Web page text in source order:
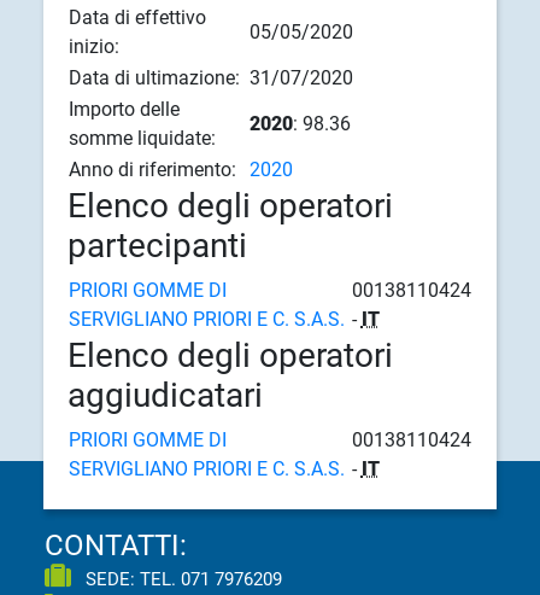
Data di effettivo
inizio:
05/05/2020
Data di ultimazione: 31/07/2020
Importo delle
somme liquidate:
2020: 98.36
Anno di riferimento:
2020
Elenco degli operatori
partecipanti
PRIORI GOMME DI
SERVIGLIANO PRIORI E C. S.A.S.
00138110424
- IT
Elenco degli operatori
aggiudicatari
PRIORI GOMME DI
SERVIGLIANO PRIORI E C. S.A.S.
00138110424
- IT
CONTATTI:
SEDE: TEL.071 7976209